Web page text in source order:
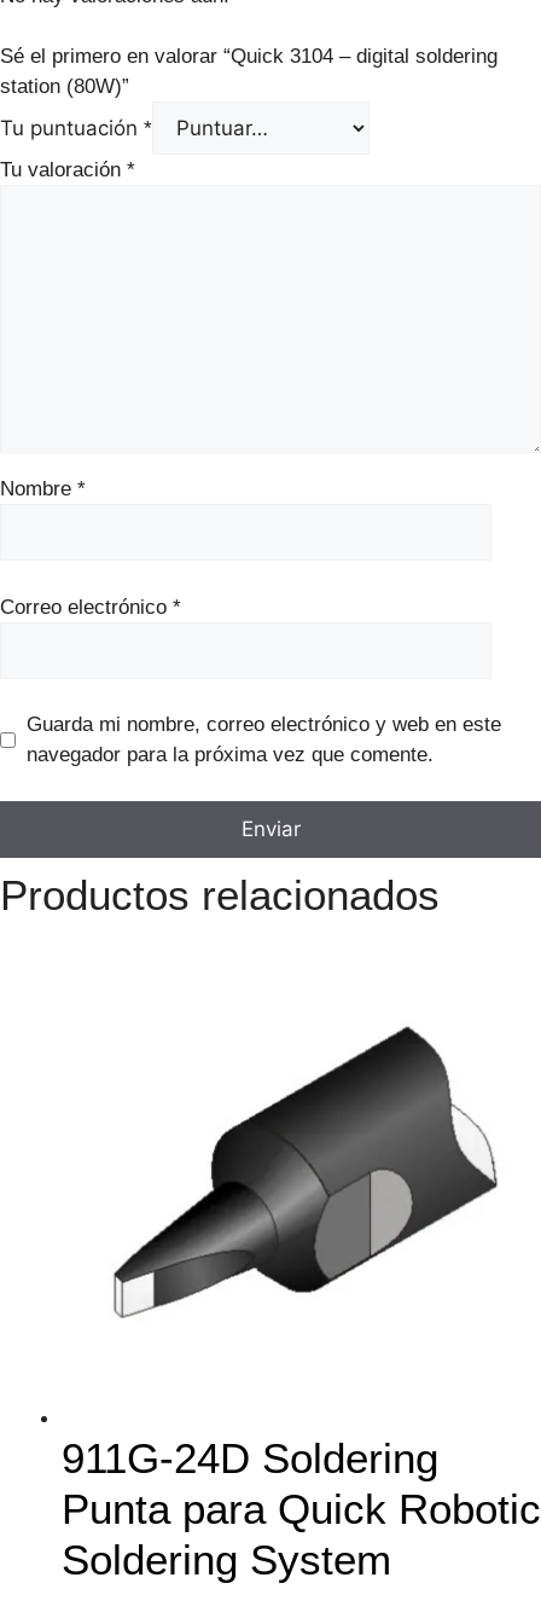
Sé el primero en valorar “Quick 3104 – digital soldering
station (80W)”
Tu puntuación *
Tu valoración *
Nombre *
Correo electrónico *
Guarda mi nombre, correo electrónico y web en este
navegador para la próxima vez que comente.
Productos relacionados
911G-24D Soldering
Punta para Quick Robotic
Soldering System